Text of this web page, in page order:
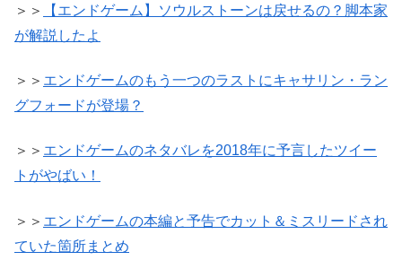
＞＞
【エンドゲーム】ソウルストーンは戻せるの？脚本家
が解説したよ
＞＞ エンドゲームのもう一つのラストにキャサリン・ラン
グフォードが登場？
＞＞ エンドゲームのネタバレを2018年に予言したツイー
トがやばい！
＞＞ エンドゲームの本編と予告でカット＆ミスリードされ
ていた箇所まとめ